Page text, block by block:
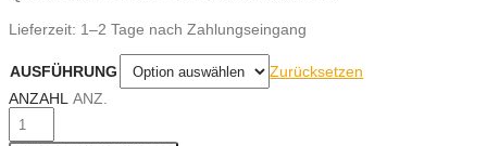
Lieferzeit: 1–2 Tage nach Zahlungseingang
AUSFÜHRUNG
Zurücksetzen
ANZAHL ANZ.